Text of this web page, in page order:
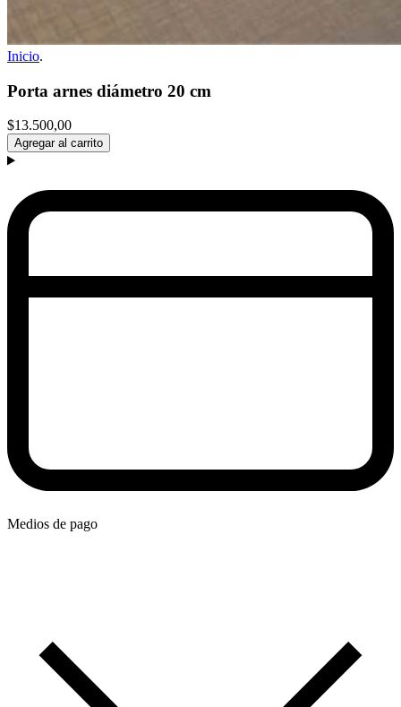
Inicio.
Porta arnes diámetro 20 cm
$13.500,00
Agregar al carrito
Medios de pago